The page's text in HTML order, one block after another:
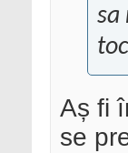
sa
Aș fi
se